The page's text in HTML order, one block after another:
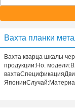
Вахта планки
Вахта кварца шкалы
продукции:Но.